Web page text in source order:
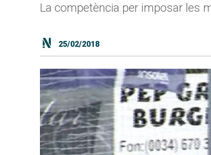
La competència per imposar les
25/02/2018